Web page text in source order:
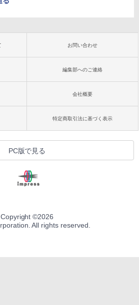
お問い合わせ
編集部へのご連絡
会社概要
特定商取引法に基づく表示
PC版で見る
Copyright ©2026
All rights reserved.